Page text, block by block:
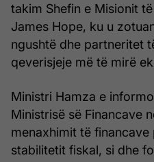
takim Shefin e Misionit
James Hope, ku u
ngushtë dhe partneritet
qeverisjeje më të mirë
Ministri Hamza e
Ministrisë së Financave
menaxhimit të
stabilitetit fiskal, si dhe